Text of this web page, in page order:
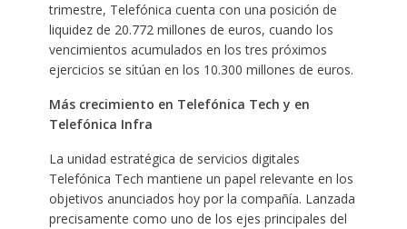
trimestre, Telefónica cuenta con una posición de
liquidez de 20.772 millones de euros, cuando los
vencimientos acumulados en los tres próximos
ejercicios se sitúan en los 10.300 millones de euros.
Más crecimiento en Telefónica Tech y en
Telefónica Infra
La unidad estratégica de servicios digitales
Telefónica Tech mantiene un papel relevante en los
objetivos anunciados hoy por la compañía. Lanzada
precisamente como uno de los ejes principales del